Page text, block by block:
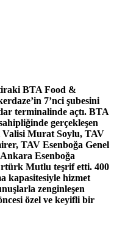
BTA Food &
7’nci şubesini
terminalinde açtı. BTA
gerçekleşen
Valisi Murat Soylu, TAV
TAV Esenboğa Genel
Esenboğa
Mutlu teşrif etti. 400
kapasitesiyle hizmet
zenginleşen
özel ve keyifli bir